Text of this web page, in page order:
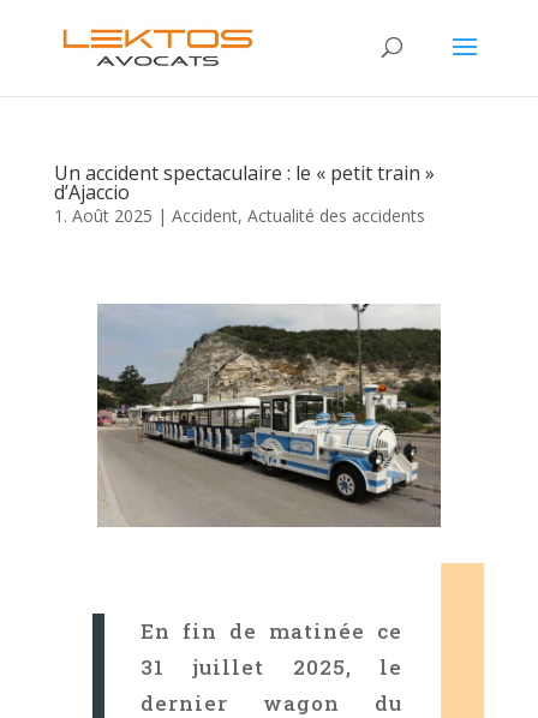
Un accident spectaculaire : le « petit train »
d’Ajaccio
1. Août 2025 | Accident, Actualité des accidents
En fin de matinée ce
31 juillet 2025, le
dernier wagon du